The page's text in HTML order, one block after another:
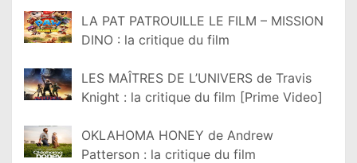
LA PAT PATROUILLE LE FILM – MISSION
DINO : la critique du film
LES MAÎTRES DE L’UNIVERS de Travis
Knight : la critique du film [Prime Video]
OKLAHOMA HONEY de Andrew
Patterson : la critique du film